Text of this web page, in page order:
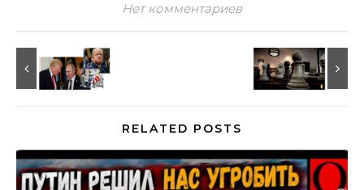
Нет комментариев
RELATED POSTS